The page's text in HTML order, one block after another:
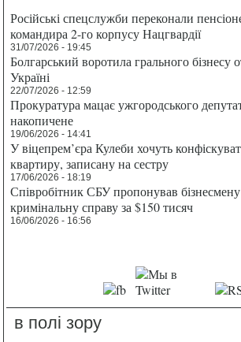
Російські спецслужби переконали
командира 2-го корпусу Нацгвардії
31/07/2026 - 19:45
Болгарський воротила грального бізнесу
Україні
22/07/2026 - 12:59
Прокуратура мацає ужгородського
накопичене
19/06/2026 - 14:41
У віцепрем’єра Кулеби хочуть
квартиру, записану на сестру
17/06/2026 - 18:19
Співробітник СБУ пропонував
кримінальну справу за $150 тисяч
16/06/2026 - 16:56
в полі зору